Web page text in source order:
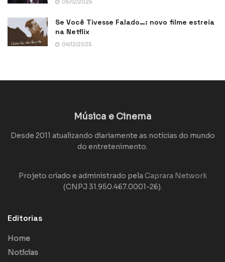
06/12/2025
Se Você Tivesse Falado…: novo filme estreia
na Netflix
04/12/2025
Música e Cinema
Desde 2011 atualizando diariamente as notícias do mundo
do entretenimento.
Projeto criado e administrado pela Caprara Network
(CNPJ 31.950.467.0001-26).
Editorias
Home
Notícias